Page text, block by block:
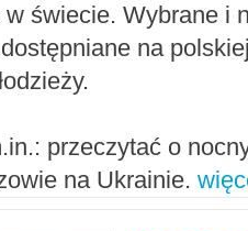
w świecie. Wybrane i
na
przeczytać o
na Ukrainie.